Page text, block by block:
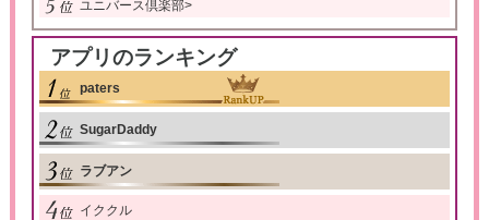
ユニバース倶楽部>
アプリのランキング
paters
SugarDaddy
ラブアン
イククル